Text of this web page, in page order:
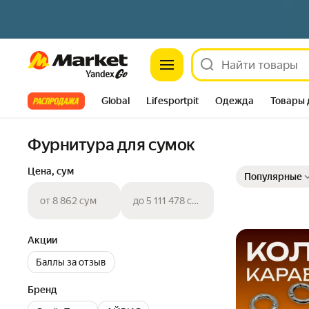
Market
Все хиты Global Lifesportpit Одежда Товары
Фурнитура для сумок
Цена, сум
от 8 862 сум до 5 111 478 сум
Акции
Баллы за отзыв
Бренд
Популярные